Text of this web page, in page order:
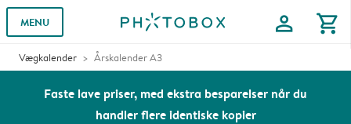
MENU profile shopping_cart
Vægkalender Årskalender A3
Faste lave priser, med ekstra besparelser når du
handler flere identiske kopier